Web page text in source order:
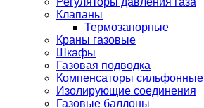
Клапаны
Термозапорные
Краны газовые
Шкафы
Газовая подводка
Компенсаторы сильфонные
Изолирующие соединения
Газовые баллоны